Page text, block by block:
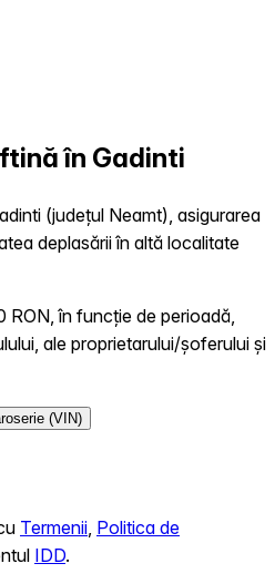
în Gadinti
(județul Neamt), asigurarea
deplasării în altă localitate
RON, în funcție de perioadă,
ale proprietarului/șoferului și
(VIN)
Termenii Politica de
IDD.